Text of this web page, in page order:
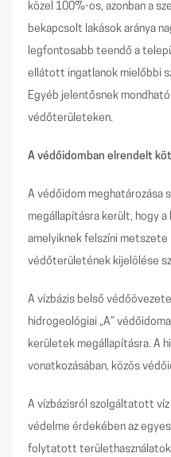
közel 100%-os, azonban a
bekapcsolt lakások aránya
legfontosabb teendő a
ellátott ingatlanok mielőbbi
Egyéb jelentősnek
védőterületeken.
A védőidomban elrendelt
A védőidom meghatározása
megállapításra került, hogy a
amelyiknek felszíni metszete
védőterületének kijelölése
A vízbázis belső
hidrogeológiai „A”
kerületek megállapításra. A
vonatkozásában, közös
A vízbázisról szolgáltatott
védelme érdekében az
folytatott területhasználatok